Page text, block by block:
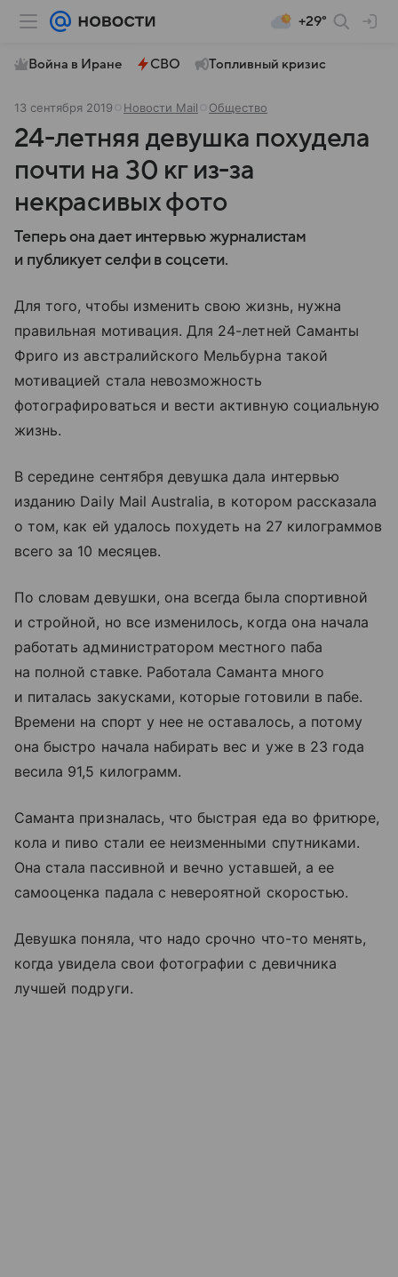
+29°
Война в Иране СВО Топливный кризис
13 сентября 2019 Новости Mail Общество
24-летняя девушка похудела
почти на 30 кг из-за
некрасивых фото
Теперь она дает интервью журналистам
и публикует селфи в соцсети.
Для того, чтобы изменить свою жизнь, нужна
правильная мотивация. Для 24-летней Саманты
Фриго из австралийского Мельбурна такой
мотивацией стала невозможность
фотографироваться и вести активную социальную
жизнь.
В середине сентября девушка дала интервью
изданию Daily Mail Australia, в котором рассказала
о том, как ей удалось похудеть на 27 килограммов
всего за 10 месяцев.
По словам девушки, она всегда была спортивной
и стройной, но все изменилось, когда она начала
работать администратором местного паба
на полной ставке. Работала Саманта много
и питалась закусками, которые готовили в пабе.
Времени на спорт у нее не оставалось, а потому
она быстро начала набирать вес и уже в 23 года
весила 91,5 килограмм.
Саманта призналась, что быстрая еда во фритюре,
кола и пиво стали ее неизменными спутниками.
Она стала пассивной и вечно уставшей, а ее
самооценка падала с невероятной скоростью.
Девушка поняла, что надо срочно что-то менять,
когда увидела свои фотографии с девичника
лучшей подруги.